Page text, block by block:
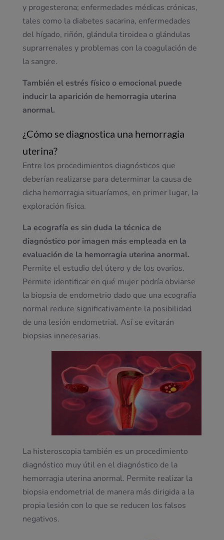
y progesterona; enfermedades médicas crónicas,
tales como la diabetes sacarina, enfermedades
del hígado, riñón, glándula tiroidea o glándulas
suprarrenales y problemas con la coagulación de
la sangre.
También el estrés físico o emocional puede
inducir la aparición de hemorragia uterina
anormal.
¿Cómo se diagnostica una hemorragia
uterina?
Entre los procedimientos diagnósticos que
deberían realizarse para determinar la causa de
dicha hemorragia situaríamos, en primer lugar, la
exploración física.
La ecografía es sin duda la técnica de
diagnóstico por imagen más empleada en la
evaluación de la hemorragia uterina anormal.
Permite el estudio del útero y de los ovarios.
Permite identificar en qué mujer podría obviarse
la biopsia de endometrio dado que una ecografía
normal reduce significativamente la posibilidad
de una lesión endometrial. Así se evitarán
biopsias innecesarias.
La histeroscopia también es un procedimiento
diagnóstico muy útil en el diagnóstico de la
hemorragia uterina anormal. Permite realizar la
biopsia endometrial de manera más dirigida a la
propia lesión con lo que se reducen los falsos
negativos.